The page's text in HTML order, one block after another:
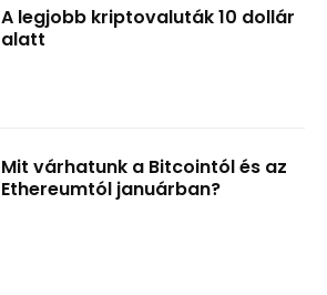
A legjobb kriptovaluták 10 dollár
alatt
Mit várhatunk a Bitcointól és az
Ethereumtól januárban?